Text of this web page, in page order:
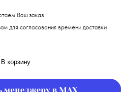
Ваш заказ
для согласования времени доставки
В корзину
менеджеру в MAX